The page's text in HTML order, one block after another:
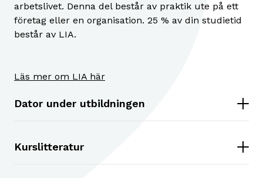
arbetslivet. Denna del består av praktik ute på ett
företag eller en organisation. 25 % av din studietid
består av LIA.
Läs mer om LIA här
Dator under utbildningen
Kurslitteratur